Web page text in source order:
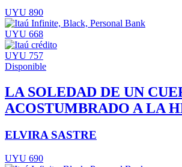
UYU 890
UYU 668
UYU 757
Disponible
LA SOLEDAD DE UN
ACOSTUMBRADO A LA
ELVIRA SASTRE
UYU 690